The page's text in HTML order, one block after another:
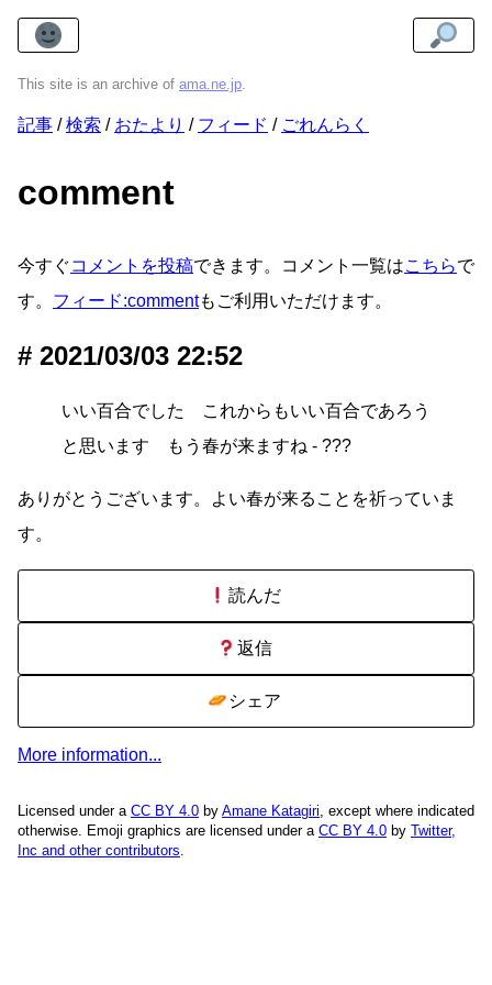
This site is an archive of ama.ne.jp.
記事 検索 おたより フィード ごれんらく
comment
今すぐコメントを投稿できます。コメント一覧はこちらで
す。 フィード:commentもご利用いただけます。
2021/03/03 22:52
いい百合でした これからもいい百合であろう
と思います もう春が来ますね - ???
ありがとうございます。よい春が来ることを祈っていま
す。
読んだ
返信
シェア
More information...
Licensed under a CC BY 4.0 by Amane Katagiri, except where indicated
otherwise. Emoji graphics are licensed under a CC BY 4.0 by Twitter,
Inc and other contributors.